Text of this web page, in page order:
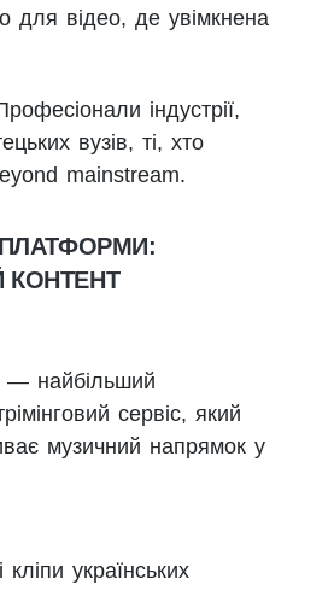
для відео, де увімкнена
індустрії,
вузів, ті, хто
mainstream.
ПЛАТФОРМИ:
КОНТЕНТ
— найбільший
сервіс, який
музичний напрямок у
українських